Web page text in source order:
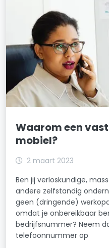
Waarom een
mobiel?
2 maart 2023
Ben jij verloskundige,
andere zelfstandig
geen (dringende)
omdat je onbereikbaar
bedrijfsnummer? Neem
telefoonnummer op